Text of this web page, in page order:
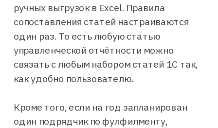
ручных выгрузок в Excel. Правила
сопоставления статей настраиваются
один раз. То есть любую статью
управленческой отчётности можно
связать с любым набором статей 1С так,
как удобно пользователю.
Кроме того, если на год запланирован
один подрядчик по фулфилменту,
Но когда всё зашито в одну
структуру, все начинают говорить
Егор Власов
Генеральный директор «Инфолио групп»